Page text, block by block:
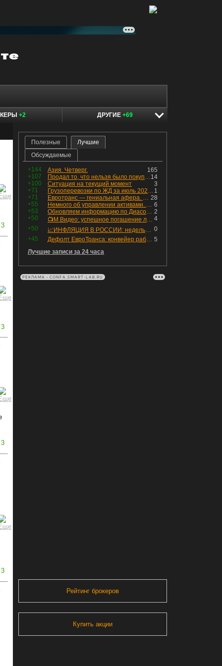
+2 ДРУГИЕ +69
3
3
3
3
Полезные
Лучшие
Обсуждаемые
+144 165
Азия. Четверг.
+107
14
Продал то, что нельзя было покупать. Изменения в портфеле
+100
3
Ситуация на текущий момент
+71
1
Грузоперевозки по ЖД за июль 2026 г. — четвёртый месяц подряд роста, чёрные металлы на уровне прошлого года, а каменный уголь в плюсе.
+71
28
Евротранс — гениальная афера. Собрал с инвесторов денег, выплатил дивидендов больше текущей капитализации и ушёл в дефолт
+55
6
Немного об управлении активами. Для заинтересованных
+53
2
Обновляем информацию по Диасофту: дивиденды и выкуп
+50
4
📺М.Видео: успешное погашение любимого флоатера
+50
0
📈ИНФЛЯЦИЯ В РОССИИ: недельная дефляция, но в годовом выражении рост 😢
+45
5
Дефолт ЕвроТранса: конвейер работает исправно
Лучшие записи за 24 часа
РЕКЛАМА • CONFA.SMART-LAB.RU
Рейтинг брокеров
Купить акции